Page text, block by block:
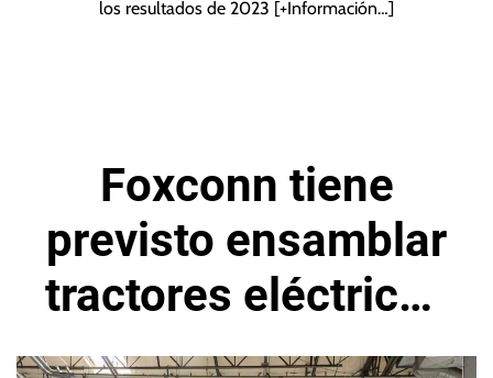
los resultados de 2023 [+Información…]
Foxconn tiene
previsto ensamblar
tractores eléctricos
en Estados Unidos